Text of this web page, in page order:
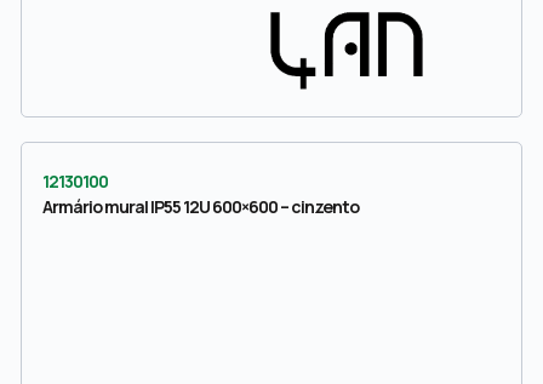
12130100
Armário mural IP55 12U 600×600 – cinzento